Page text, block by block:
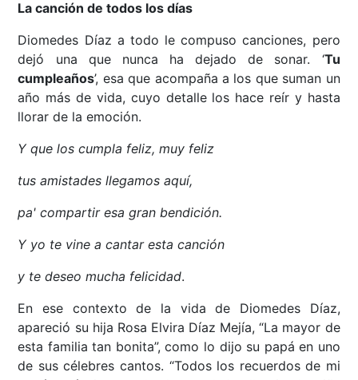
La canción de todos los días
Diomedes Díaz a todo le compuso canciones, pero
dejó una que nunca ha dejado de sonar. ‘Tu
cumpleaños’, esa que acompaña a los que suman un
año más de vida, cuyo detalle los hace reír y hasta
llorar de la emoción.
Y que los cumpla feliz, muy feliz
tus amistades llegamos aquí,
pa' compartir esa gran bendición.
Y yo te vine a cantar esta canción
y te deseo mucha felicidad.
En ese contexto de la vida de Diomedes Díaz,
apareció su hija Rosa Elvira Díaz Mejía, “La mayor de
esta familia tan bonita”, como lo dijo su papá en uno
de sus célebres cantos. “Todos los recuerdos de mi